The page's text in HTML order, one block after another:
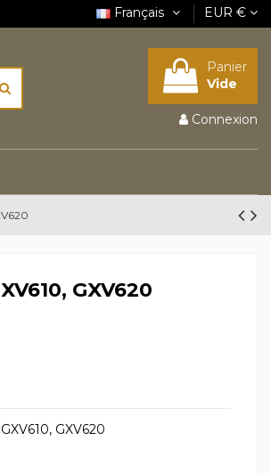
Français EUR €
Panier
Vide
Connexion
GXV620
GXV620